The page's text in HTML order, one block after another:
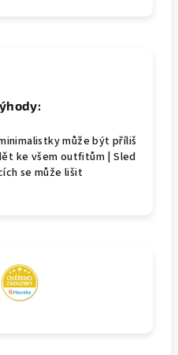
může být příliš
ke všem outfitům | Sled
se může lišit